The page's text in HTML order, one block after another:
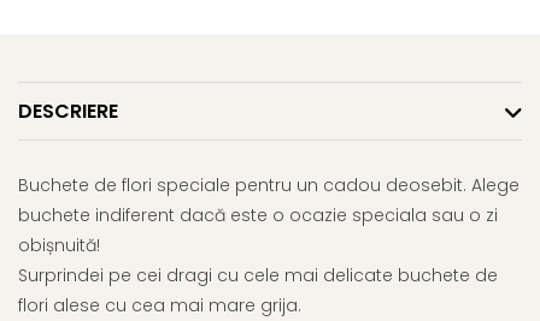
DESCRIERE
Buchete de flori speciale pentru un cadou deosebit. Alege
buchete indiferent dacă este o ocazie speciala sau o zi
obișnuită!
Surprindei pe cei dragi cu cele mai delicate buchete de
flori alese cu cea mai mare grija.